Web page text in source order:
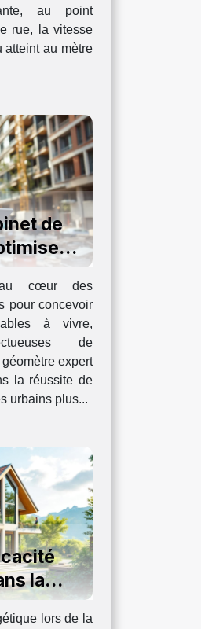
au point
rue, la vitesse
atteint au mètre
de
t-
?
au cœur des
pour concevoir
à vivre,
de
géomètre expert
la réussite de
urbains plus...
la
lors de la